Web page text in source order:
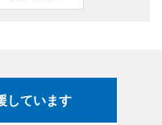
しています